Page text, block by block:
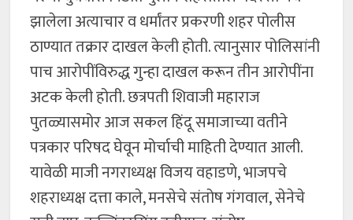
झालेला अत्याचार व धर्मांतर प्रकरणी शहर पोलीस
ठाण्यात तक्रार दाखल केली होती. त्यानुसार पोलिसांनी
पाच आरोपींविरुद्ध गुन्हा दाखल करून तीन आरोपींना
अटक केली होती. छत्रपती शिवाजी महाराज
पुतळ्यासमोर आज सकल हिंदू समाजाच्या वतीने
पत्रकार परिषद घेवून मोर्चाची माहिती देण्यात आली.
यावेळी माजी नगराध्यक्ष विजय वहाडणे, भाजपचे
शहराध्यक्ष दत्ता काले, मनसेचे संतोष गंगवाल, सेनेचे